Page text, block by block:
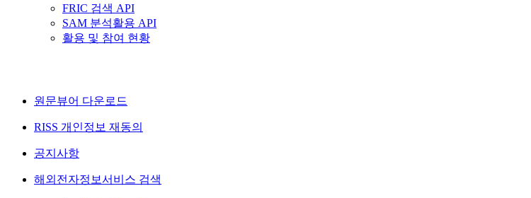
FRIC 검색 API
SAM 분석활용 API
활용 및 참여 현황
원문뷰어 다운로드
RISS 개인정보 재동의
공지사항
해외전자정보서비스 검색